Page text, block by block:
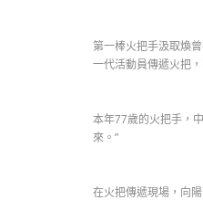
第一棒火把手汲取煥
一代活動員傳遞火把
本年77歲的火把手，
來。”
在火把傳遞現場，向